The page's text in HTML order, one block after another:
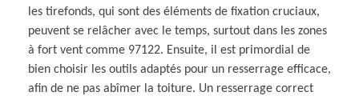
les tirefonds, qui sont des éléments de fixation cruciaux,
peuvent se relâcher avec le temps, surtout dans les zones
à fort vent comme 97122. Ensuite, il est primordial de
bien choisir les outils adaptés pour un resserrage efficace,
afin de ne pas abîmer la toiture. Un resserrage correct